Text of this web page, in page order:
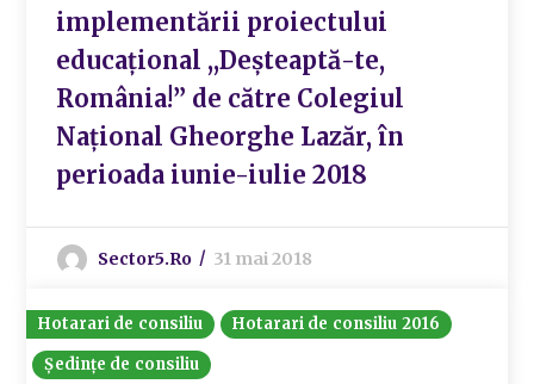
implementării proiectului
educațional ,,Deșteaptă-te,
România!” de către Colegiul
Național Gheorghe Lazăr, în
perioada iunie-iulie 2018
Sector5.ro 31 mai 2018
Hotarari de consiliu
Hotarari de consiliu 2016
Ședințe de consiliu